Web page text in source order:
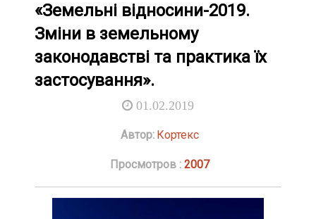
«Земельні відносини-2019.
Зміни в земельному
законодавстві та практика їх
застосування».
01.02.2019
Автор: Кортекс
Просмотров : 2007